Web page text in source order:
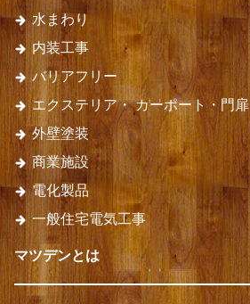
水まわり
内装工事
バリアフリー
エクステリア・カーポート・門扉
外壁塗装
商業施設
電化製品
一般住宅電気工事
マツデンとは